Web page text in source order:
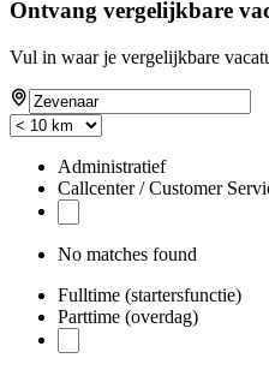
Ontvang vergelijkbare
Vul in waar je vergelijkbare
Administratief
Callcenter / Customer
No matches found
Fulltime (startersfunctie)
Parttime (overdag)